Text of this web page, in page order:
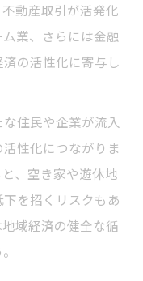
戦略を練る
用を深掘り
フレームワーク
売却の具体策
で戦略を明確化
産売却プロセス
ぶ売却術
動産取引が活発化
業、さらには金融
の活性化に寄与し
住民や企業が流入
性化につながりま
、空き家や遊休地
を招くリスクもあ
域経済の健全な循